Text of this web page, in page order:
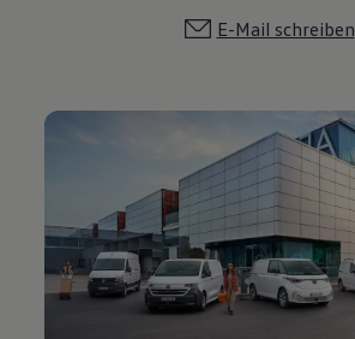
E-Mail schreiben